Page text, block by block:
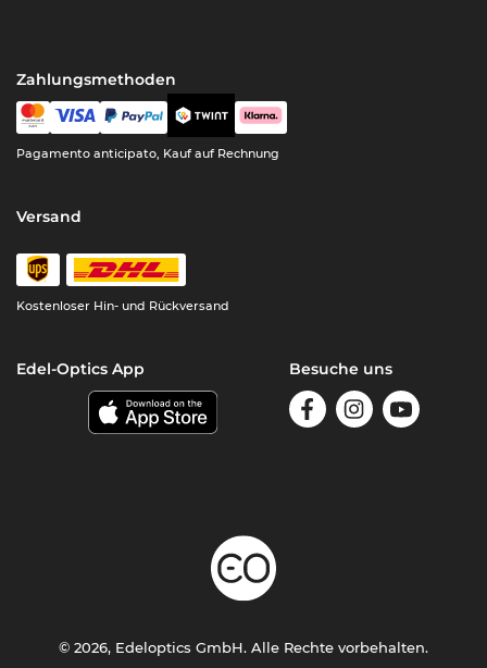
Zahlungsmethoden
Pagamento anticipato, Kauf auf Rechnung
Versand
Kostenloser Hin- und Rückversand
Edel-Optics App Besuche uns
© 2026, Edeloptics GmbH. Alle Rechte vorbehalten.